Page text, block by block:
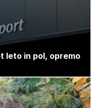
leto in pol, opremo